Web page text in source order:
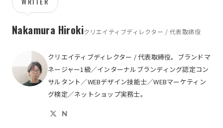
Nakamura Hirokiクリエイティブディレクター / 代表取締役
クリエイティブディレクター / 代表取締役。ブランドマ
ネージャー1級／インターナルブランディング認定コン
サルタント／WEBデザイン技能士／WEBマーケティン
グ検定／ネットショップ実務士。